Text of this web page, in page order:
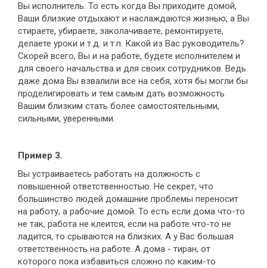
Вы исполнитель. То есть когда Вы приходите домой,
Ваши близкие отдыхают и наслаждаются жизнью, а Вы
стираете, убираете, заколачиваете, ремонтируете,
делаете уроки и т.д. и т.п. Какой из Вас руководитель?
Скорей всего, Вы и на работе, будете исполнителем и
для своего начальства и для своих сотрудников. Ведь
даже дома Вы взвалили все на себя, хотя бы могли бы
проделигировать и тем самым дать возможность
Вашим близким стать более самостоятельными,
сильными, уверенными.
Пример 3.
Вы устраиваетесь работать на должность с
повышенной ответственностью. Не секрет, что
большинство людей домашние проблемы переносит
на работу, а рабочие домой. То есть если дома что-то
не так, работа не клеится, если на работе что-то не
ладится, то срываются на близких. А у Вас большая
ответственность на работе. А дома - тиран, от
которого пока избавиться сложно по каким-то